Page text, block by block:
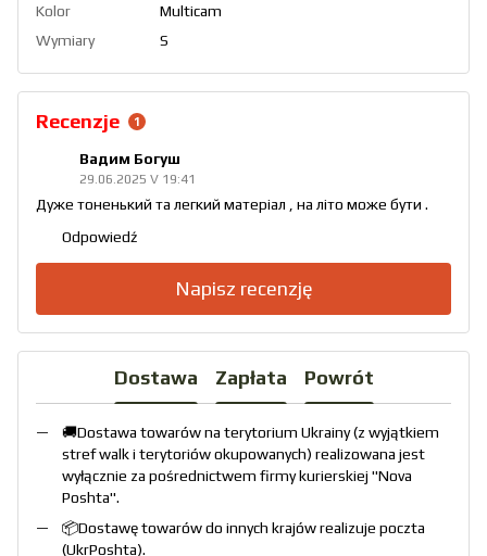
Kolor
Multicam
Wymiary
S
Recenzje 1
Вадим Богуш
29.06.2025 V 19:41
Дуже тоненький та легкий матеріал , на літо може бути .
Odpowiedź
Napisz recenzję
Dostawa Zapłata Powrót
🚚Dostawa towarów na terytorium Ukrainy (z wyjątkiem
stref walk i terytoriów okupowanych) realizowana jest
wyłącznie za pośrednictwem firmy kurierskiej "Nova
Poshta".
📦Dostawę towarów do innych krajów realizuje poczta
(UkrPoshta).